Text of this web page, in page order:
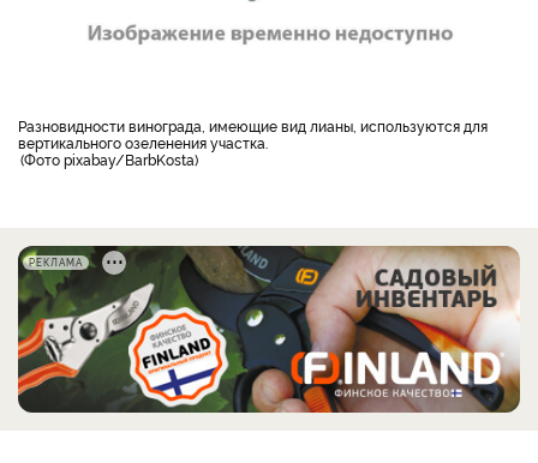
разновидности винограда, имеющие вид лианы, используются для
вертикального озеленения участка.
Фото pixabay/BarbKosta
РЕКЛАМА